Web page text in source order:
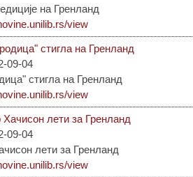
на Гренланд
view
стигла на Гренланд
09-04
стигла на Гренланд
view
Хачисон лети за Гренланд
09-04
лети за Гренланд
view